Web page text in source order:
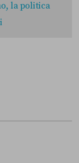
la politica